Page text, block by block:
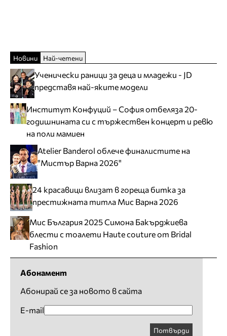
Новини Най-четени
Ученически раници за деца и младежи - JD
представя най-яките модели
Институт Конфуций – София отбеляза 20-
годишнината си с тържествен концерт и ревю
на поли мамиен
Atelier Banderol облече финалистите на
"Мистър Варна 2026"
24 красавици влизат в гореща битка за
престижната титла Мис Варна 2026
Мис България 2025 Симона Бакърджиева
блести с тоалети Haute couture от Bridal
Fashion
Абонамент
Абонирай се за новото в сайта
E-mail
Потвърди